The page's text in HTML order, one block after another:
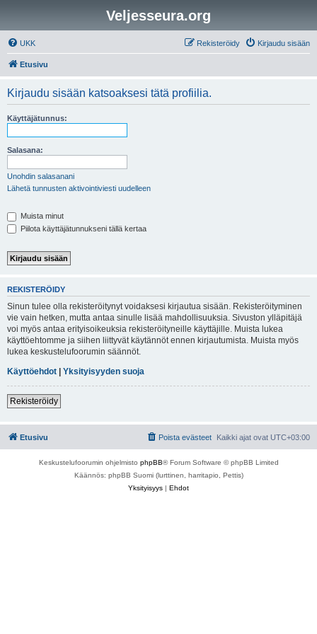
Veljesseura.org
UKK Kirjaudu sisään
Rekisteröidy
Etusivu
Kirjaudu sisään katsoaksesi tätä profiilia.
Käyttäjätunnus:
Salasana:
Unohdin salasanani
Lähetä tunnusten aktivointiviesti uudelleen
Muista minut
Piilota käyttäjätunnukseni tällä kertaa
REKISTERÖIDY
Sinun tulee olla rekisteröitynyt voidaksesi kirjautua sisään. Rekisteröityminen
vie vain hetken, mutta antaa sinulle lisää mahdollisuuksia. Sivuston ylläpitäjä
voi myös antaa erityisoikeuksia rekisteröityneille käyttäjille. Muista lukea
käyttöehtomme ja siihen liittyvät käytännöt ennen kirjautumista. Muista myös
lukea keskustelufoorumin säännöt.
Käyttöehdot | Yksityisyyden suoja
Rekisteröidy
Etusivu Kaikki ajat ovat UTC+03:00
Poista evästeet
Keskustelufoorumin ohjelmisto phpBB® Forum Software © phpBB Limited
Käännös: phpBB Suomi (lurttinen, harritapio, Pettis)
Yksityisyys | Ehdot